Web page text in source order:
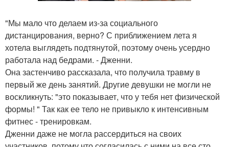
"Мы мало что делаем из-за социального
дистанцирования, верно? С приближением лета я
хотела выглядеть подтянутой, поэтому очень усердно
работала над бедрами. - Дженни.
Она застенчиво рассказала, что получила травму в
первый же день занятий. Другие девушки не могли не
воскликнуть: "это показывает, что у тебя нет физической
формы! " Так как ее тело не привыкло к интенсивным
фитнес - тренировкам.
Дженни даже не могла рассердиться на своих